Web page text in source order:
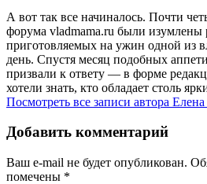
А вот так все начиналось. Почти
форума vladmama.ru были изумлены
приготовляемых на ужин одной из
день. Спустя месяц подобных
призвали к ответу — в форме
хотели знать, кто обладает столь
Посмотреть все записи автора
Добавить комментарий
Ваш e-mail не будет опубликован.
помечены *